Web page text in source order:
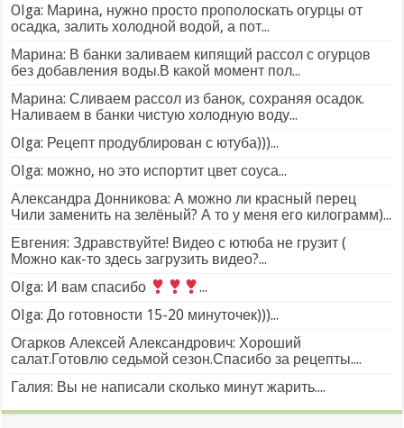
Olga: Марина, нужно просто прополоскать огурцы от
осадка, залить холодной водой, а пот...
Марина: В банки заливаем кипящий рассол с огурцов
без добавления воды.В какой момент пол...
Марина: Сливаем рассол из банок, сохраняя осадок.
Наливаем в банки чистую холодную воду...
Olga: Рецепт продублирован с ютуба)))...
Olga: можно, но это испортит цвет соуса...
Александра Донникова: А можно ли красный перец
Чили заменить на зелёный? А то у меня его килограмм)...
Евгения: Здравствуйте! Видео с ютюба не грузит (
Можно как-то здесь загрузить видео?...
Olga: И вам спасибо
...
Olga: До готовности 15-20 минуточек)))...
Огарков Алексей Александрович: Хороший
салат.Готовлю седьмой сезон.Спасибо за рецепты....
Галия: Вы не написали сколько минут жарить....